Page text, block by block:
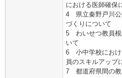
における医師確保
4 県立秦野戸川公
づくりについて
5 わいせつ教員根
いて
6 小中学校におけ
員のスキルアップ
7 都道府県間の教